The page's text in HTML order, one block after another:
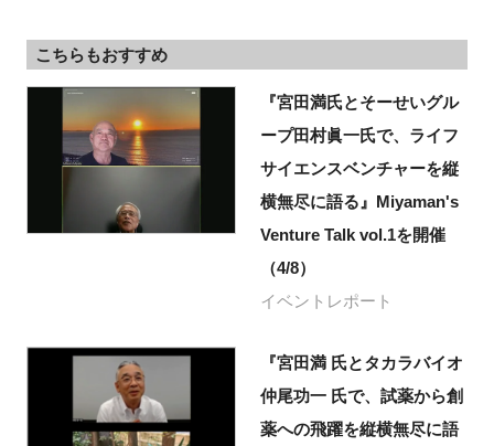
こちらもおすすめ
『宮田満氏とそーせいグル
ープ田村眞一氏で、ライフ
サイエンスベンチャーを縦
横無尽に語る』Miyaman's
Venture Talk vol.1を開催
（4/8）
イベントレポート
『宮田満 氏とタカラバイオ
仲尾功一 氏で、試薬から創
薬への飛躍を縦横無尽に語